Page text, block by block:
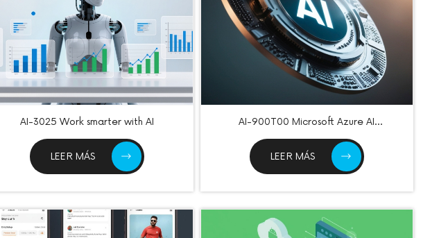
AI-3025 Work smarter with AI
LEER MÁS
AI-900T00 Microsoft Azure AI
LEER MÁS